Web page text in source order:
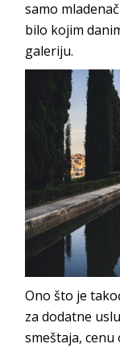
samo
bilo kojim
galeriju.
Ono što je
za dodatne
smeštaja,